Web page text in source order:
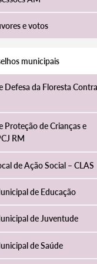
e votos
municipais
Defesa da Floresta Contra
Proteção de Crianças e
RM
de Ação Social – CLAS
de Educação
de Juventude
de Saúde